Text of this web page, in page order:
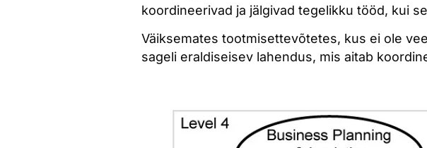
koordineerivad ja jälgivad tegelikku tööd, kui
Väiksemates tootmisettevõtetes, kus ei ole
sageli eraldiseisev lahendus, mis aitab